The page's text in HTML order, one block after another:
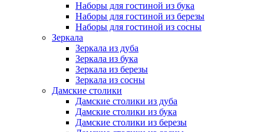
Наборы для гостиной из бука
Наборы для гостиной из березы
Наборы для гостиной из сосны
Зеркала
Зеркала из дуба
Зеркала из бука
Зеркала из березы
Зеркала из сосны
Дамские столики
Дамские столики из дуба
Дамские столики из бука
Дамские столики из березы